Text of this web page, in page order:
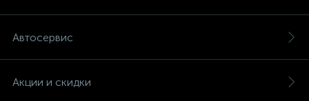
Автосервис
Акции и скидки